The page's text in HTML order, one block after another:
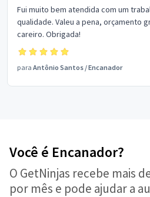
Fui muito bem atendida com um
qualidade. Valeu a pena, orçamento
careiro. Obrigada!
para Antônio Santos /Encanador
Você é Encanador?
O GetNinjas recebe mais
por mês e pode ajudar a